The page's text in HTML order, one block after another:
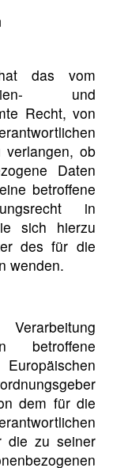
das vom
und
Recht, von
verlangen, ob
Daten
betroffene
in
sich hierzu
des für die
wenden.
betroffene
dem für die
die zu seiner